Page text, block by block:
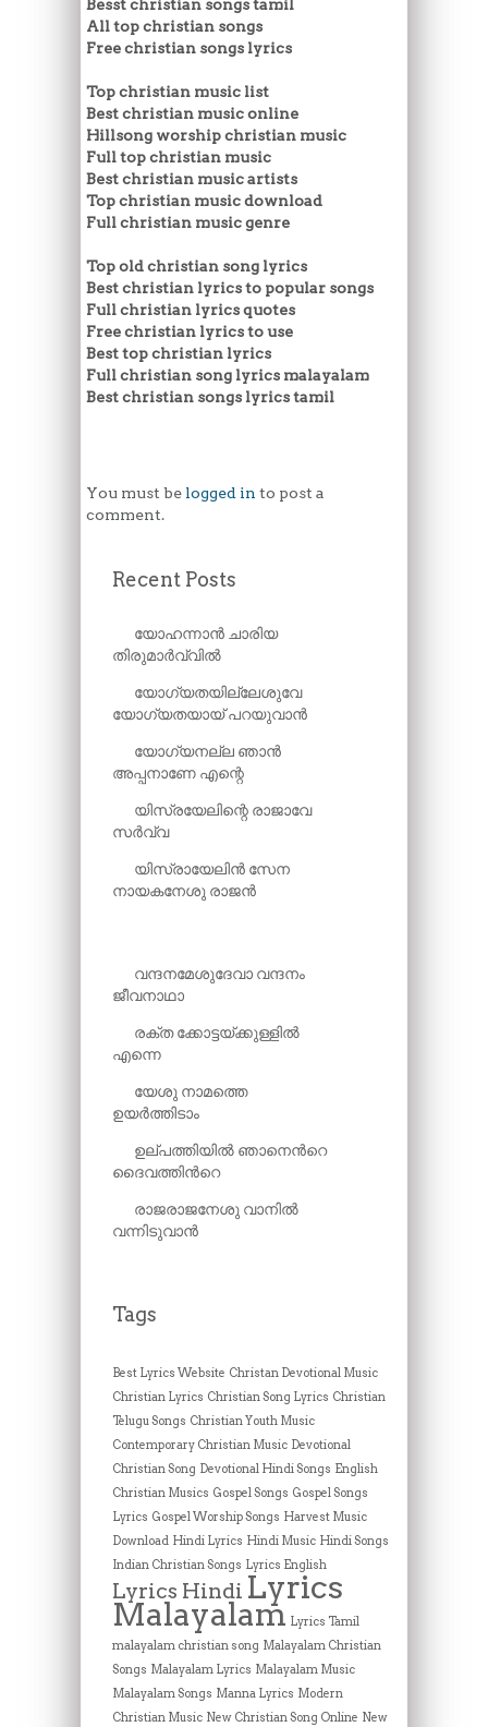
Besst christian songs tamil
All top christian songs
Free christian songs lyrics
Top christian music list
Best christian music online
Hillsong worship christian music
Full top christian music
Best christian music artists
Top christian music download
Full christian music genre
Top old christian song lyrics
Best christian lyrics to popular songs
Full christian lyrics quotes
Free christian lyrics to use
Best top christian lyrics
Full christian song lyrics malayalam
Best christian songs lyrics tamil
You must be logged in to post a
comment.
Recent Posts
യോഹന്നാൻ ചാരിയ
തിരുമാർവ്വിൽ
യോഗ്യതയില്ലേശുവേ
യോഗ്യതയായ് പറയുവാൻ
യോഗ്യനല്ല ഞാൻ
അപ്പനാണേ എന്റെ
യിസ്രയേലിന്റെ രാജാവേ
സർവ്വ
യിസ്രായേലിൻ സേന
നായകനേശു രാജൻ
വന്ദനമേശുദേവാ വന്ദനം
ജീവനാഥാ
രക്ത ക്കോട്ടയ്ക്കുള്ളിൽ
എന്നെ
യേശു നാമത്തെ
ഉയർത്തിടാം
ഉല്പത്തിയിൽ ഞാനെന്‍റെ
ദൈവത്തിന്‍റെ
രാജരാജനേശു വാനിൽ
വന്നിടുവാൻ
Tags
Best Lyrics Website Christan Devotional Music
Christian Lyrics Christian Song Lyrics Christian
Telugu Songs Christian Youth Music
Contemporary Christian Music Devotional
Christian Song Devotional Hindi Songs English
Christian Musics Gospel Songs Gospel Songs
Lyrics Gospel Worship Songs Harvest Music
Download Hindi Lyrics Hindi Music Hindi Songs
Indian Christian Songs Lyrics English
Lyrics Hindi Lyrics
Malayalam Lyrics Tamil
malayalam christian song Malayalam Christian
Songs Malayalam Lyrics Malayalam Music
Malayalam Songs Manna Lyrics Modern
Christian Music New Christian Song Online New